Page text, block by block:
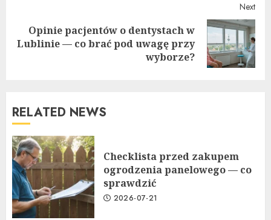
Next
Next
Opinie pacjentów o dentystach w
Lublinie — co brać pod uwagę przy
wyborze?
RELATED NEWS
Checklista przed zakupem
ogrodzenia panelowego — co
sprawdzić
2026-07-21